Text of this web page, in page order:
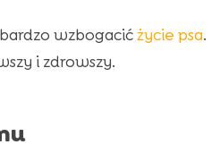
wzbogacićżycie psa.
i zdrowszy.